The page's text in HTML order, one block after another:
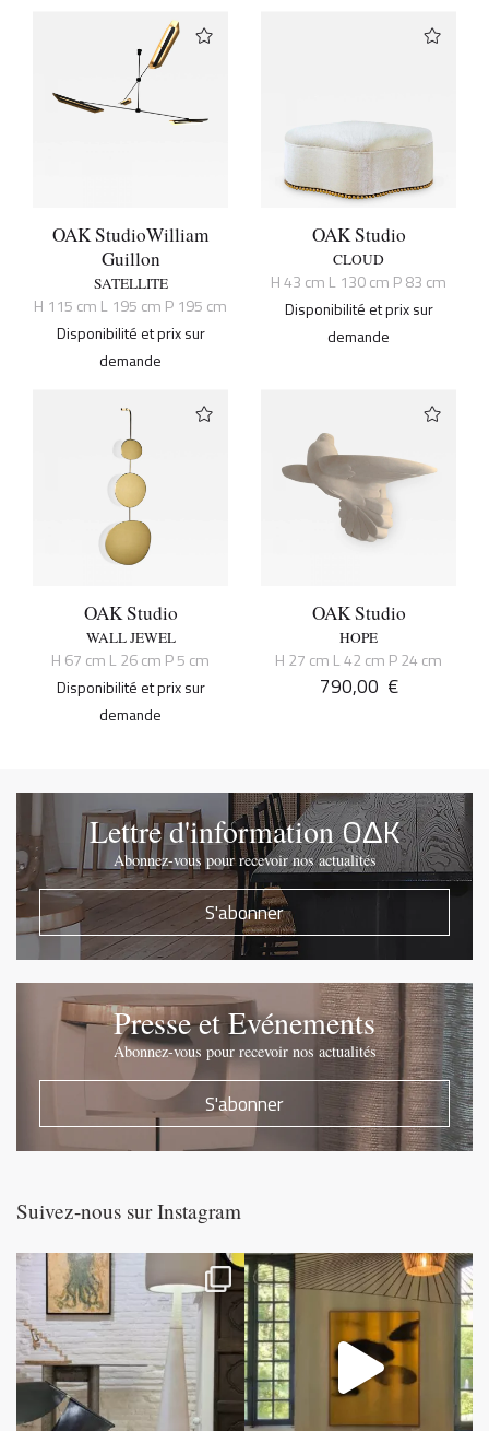
OAK StudioWilliam
Guillon
SATELLITE
H 115 cm L 195 cm P 195 cm
Disponibilité et prix sur
demande
OAK Studio
CLOUD
H 43 cm L 130 cm P 83 cm
Disponibilité et prix sur
demande
OAK Studio
WALL JEWEL
H 67 cm L 26 cm P 5 cm
Disponibilité et prix sur
demande
OAK Studio
HOPE
H 27 cm L 42 cm P 24 cm
790,00 €
Lettre d'informationOΔK
Abonnez-vous pour recevoir nos actualités
S'abonner
Presse et Evénements
Abonnez-vous pour recevoir nos actualités
S'abonner
Suivez-nous sur Instagram